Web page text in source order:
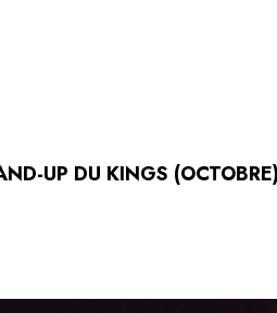
UP DU KINGS